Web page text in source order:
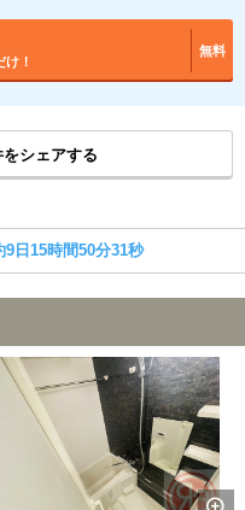
！
無料
シェアする
9日15時間50分30秒